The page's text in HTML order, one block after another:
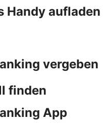
Handy aufladen
vergeben
finden
App